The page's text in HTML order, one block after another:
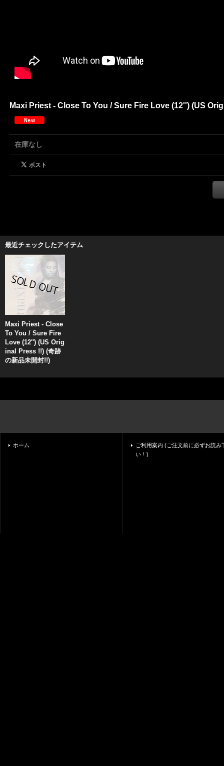
Maxi Priest - Close To You / Sure Fire Love (12'') (US
在庫なし
最近チェックしたアイテム
Maxi Priest - Close
To You / Sure Fire
Love (12'') (US Orig
inal Press !!) (奇跡
の新品未開封!!)
ホーム
ご利用案内 (ご注文前に必ずお読み
い！)